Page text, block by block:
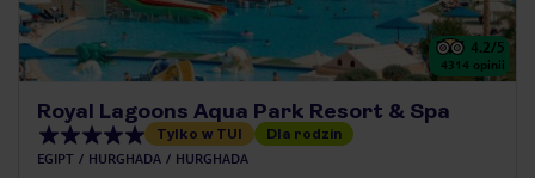
4.2/5
4314 opinii
Royal Lagoons Aqua Park Resort & Spa
Tylko w TUI Dla rodzin
EGIPT HURGHADA HURGHADA